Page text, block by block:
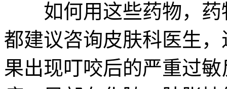
如何用这些药物，药
都建议咨询皮肤科医生
果出现叮咬后的严重过